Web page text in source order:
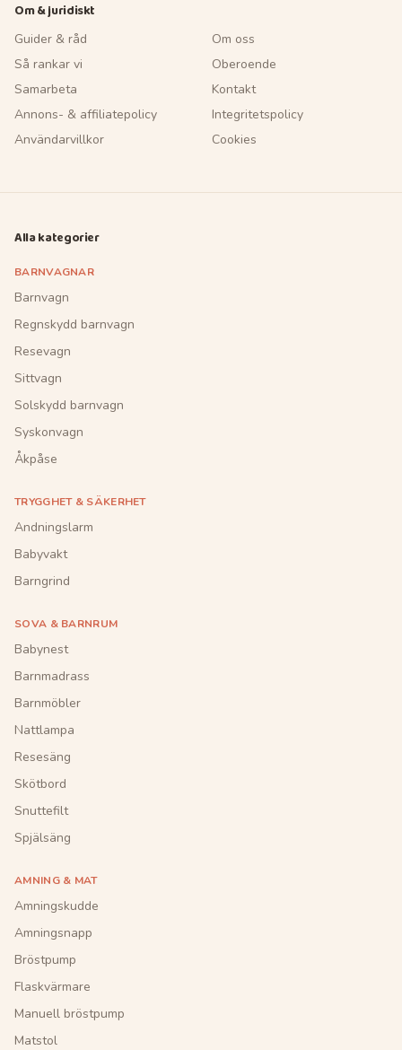
Om & juridiskt
Guider & råd
Om oss
Så rankar vi
Oberoende
Samarbeta
Kontakt
Annons- & affiliatepolicy
Integritetspolicy
Användarvillkor
Cookies
Alla kategorier
BARNVAGNAR
Barnvagn
Regnskydd barnvagn
Resevagn
Sittvagn
Solskydd barnvagn
Syskonvagn
Åkpåse
TRYGGHET & SÄKERHET
Andningslarm
Babyvakt
Barngrind
SOVA & BARNRUM
Babynest
Barnmadrass
Barnmöbler
Nattlampa
Resesäng
Skötbord
Snuttefilt
Spjälsäng
AMNING & MAT
Amningskudde
Amningsnapp
Bröstpump
Flaskvärmare
Manuell bröstpump
Matstol